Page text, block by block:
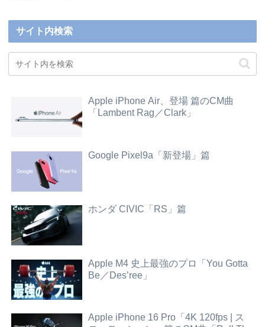
サイト内検索
Apple iPhone Air、登場 篇のCM曲
「Lambent Rag／Clark」
Google Pixel9a「新登場」篇
ホンダ CIVIC「RS」篇
Apple M4 史上最強のプロ「You Gotta
Be／Des’ree」
Apple iPhone 16 Pro「4K 120fps | ス